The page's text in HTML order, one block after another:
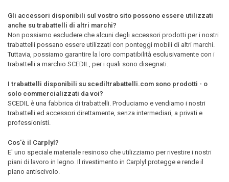
Gli accessori disponibili sul vostro sito possono essere utilizzati
anche su trabattelli di altri marchi?
Non possiamo escludere che alcuni degli accessori prodotti per i nostri
trabattelli possano essere utilizzati con ponteggi mobili di altri marchi.
Tuttavia, possiamo garantire la loro compatibilità esclusivamente con i
trabattelli a marchio SCEDIL, per i quali sono disegnati.
I trabattelli disponibili su scediltrabattelli.com sono prodotti - o
solo commercializzati da voi?
SCEDIL è una fabbrica di trabattelli. Produciamo e vendiamo i nostri
trabattelli ed accessori direttamente, senza intermediari, a privati e
professionisti.
Cos'è il Carplyl?
E' uno speciale materiale resinoso che utilizziamo per rivestire i nostri
piani di lavoro in legno. Il rivestimento in Carplyl protegge e rende il
piano antiscivolo.